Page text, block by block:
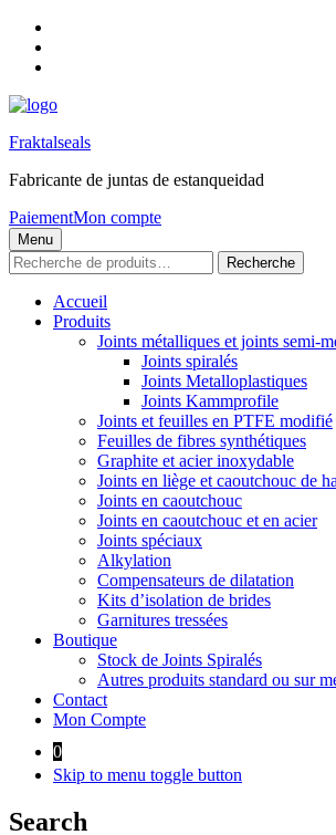
content
footer
Fraktalseals
Fabricante de juntas de estanqueidad
PaiementMon compte
Menu
Recherche
pour :
Recherche
Accueil
Produits
Joints métalliques et joints semi-
Joints spiralés
Joints Metalloplastiques
Joints Kammprofile
Joints et feuilles en PTFE modifié
Feuilles de fibres synthétiques
Graphite et acier inoxydable
Joints en liège et caoutchouc de
Joints en caoutchouc
Joints en caoutchouc et en acier
Joints spéciaux
Alkylation
Compensateurs de dilatation
Kits d’isolation de brides
Garnitures tressées
Boutique
Stock de Joints Spiralés
Autres produits standard ou sur
Contact
Mon Compte
0
Skip to menu toggle button
Search